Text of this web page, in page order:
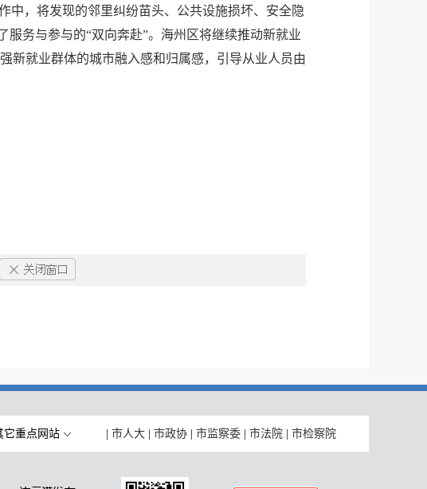
中，将发现的邻里纠纷苗头、公共设施损坏、安全隐
服务与参与的“双向奔赴”。海州区将继续推动新就业
新就业群体的城市融入感和归属感，引导从业人员由
它重点网站 市人大 市政协 市监察委 市法院 市检察院